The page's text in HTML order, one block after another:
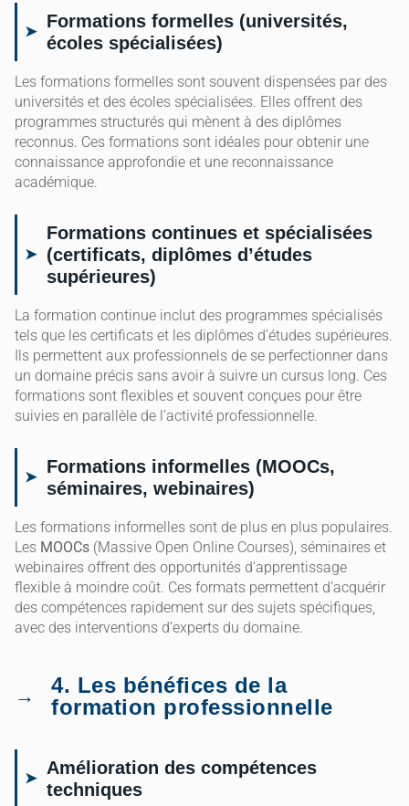
Formations formelles (universités,
écoles spécialisées)
Les formations formelles sont souvent dispensées par des
universités et des écoles spécialisées. Elles offrent des
programmes structurés qui mènent à des diplômes
reconnus. Ces formations sont idéales pour obtenir une
connaissance approfondie et une reconnaissance
académique.
Formations continues et spécialisées
(certificats, diplômes d’études
supérieures)
La formation continue inclut des programmes spécialisés
tels que les certificats et les diplômes d’études supérieures.
Ils permettent aux professionnels de se perfectionner dans
un domaine précis sans avoir à suivre un cursus long. Ces
formations sont flexibles et souvent conçues pour être
suivies en parallèle de l’activité professionnelle.
Formations informelles (MOOCs,
séminaires, webinaires)
Les formations informelles sont de plus en plus populaires.
Les MOOCs (Massive Open Online Courses), séminaires et
webinaires offrent des opportunités d’apprentissage
flexible à moindre coût. Ces formats permettent d’acquérir
des compétences rapidement sur des sujets spécifiques,
avec des interventions d’experts du domaine.
4. Les bénéfices de la
formation professionnelle
Amélioration des compétences
techniques